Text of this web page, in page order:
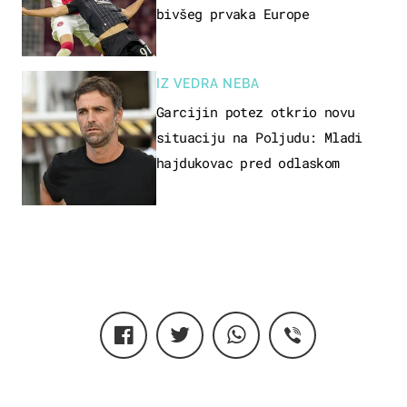
bivšeg prvaka Europe
IZ VEDRA NEBA
Garcijin potez otkrio novu
situaciju na Poljudu: Mladi
hajdukovac pred odlaskom